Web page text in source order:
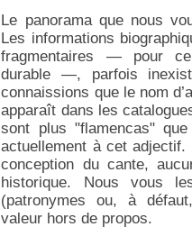
Le panorama que nous
Les informations
fragmentaires — pour
durable —, parfois
connaissions que le nom
apparaît dans les
sont plus "flamencas"
actuellement à cet
conception du cante,
historique. Nous vous
(patronymes ou, à
valeur hors de propos.